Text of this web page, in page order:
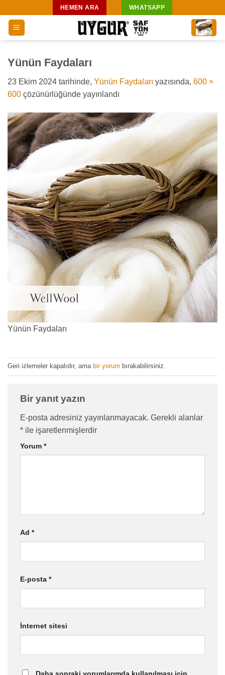
atla
HEMEN ARA WHATSAPP
Yünün Faydaları
23 Ekim 2024 tarihinde, Yünün Faydaları yazısında, 600 ×
600 çözünürlüğünde yayınlandı
Yünün Faydaları
Geri izlemeler kapalıdır, ama bir yorum bırakabilirsiniz.
Bir yanıt yazın
E-posta adresiniz yayınlanmayacak. Gerekli alanlar
* ile işaretlenmişlerdir
Yorum *
Ad *
E-posta *
İnternet sitesi